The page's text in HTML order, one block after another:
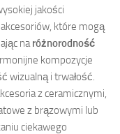
jakości
które mogą
naróżnorodność
kompozycje
wizualną i trwałość.
z ceramicznymi,
z brązowymi lub
ciekawego